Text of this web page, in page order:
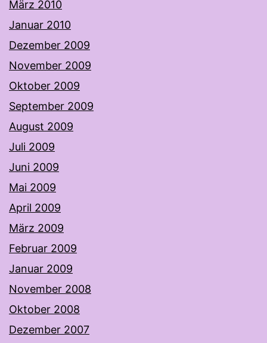
März 2010
Januar 2010
Dezember 2009
November 2009
Oktober 2009
September 2009
August 2009
Juli 2009
Juni 2009
Mai 2009
April 2009
März 2009
Februar 2009
Januar 2009
November 2008
Oktober 2008
Dezember 2007